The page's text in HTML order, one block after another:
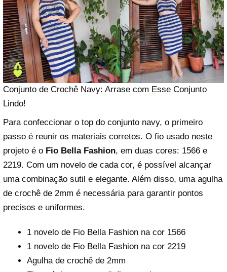
Conjunto de Crochê Navy: Arrase com Esse Conjunto
Lindo!
Para confeccionar o top do conjunto navy, o primeiro
passo é reunir os materiais corretos. O fio usado neste
projeto é o Fio Bella Fashion, em duas cores: 1566 e
2219. Com um novelo de cada cor, é possível alcançar
uma combinação sutil e elegante. Além disso, uma agulha
de crochê de 2mm é necessária para garantir pontos
precisos e uniformes.
1 novelo de Fio Bella Fashion na cor 1566
1 novelo de Fio Bella Fashion na cor 2219
Agulha de crochê de 2mm